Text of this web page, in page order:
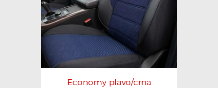
Economy plavo/crna